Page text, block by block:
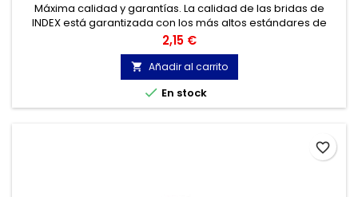
Máxima calidad y garantías. La calidad de las bridas de
INDEX está garantizada con los más altos estándares de
calidad, gracias a la certificación de acuerdo con la norma
UNE-EN 62275, que permite el marcado CE y con
homologación UL.
Precio
2,15 €
 Añadir al carrito
 En stock
favorite_border